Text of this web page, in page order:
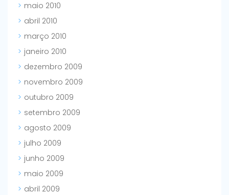
maio 2010
abril 2010
março 2010
janeiro 2010
dezembro 2009
novembro 2009
outubro 2009
setembro 2009
agosto 2009
julho 2009
junho 2009
maio 2009
abril 2009